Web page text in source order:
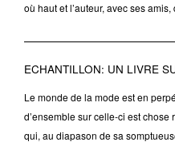
où haut et l’auteur, avec ses
ECHANTILLON: UN LIVRE
Le monde de la mode est en
d’ensemble sur celle-ci est chose
qui, au diapason de sa